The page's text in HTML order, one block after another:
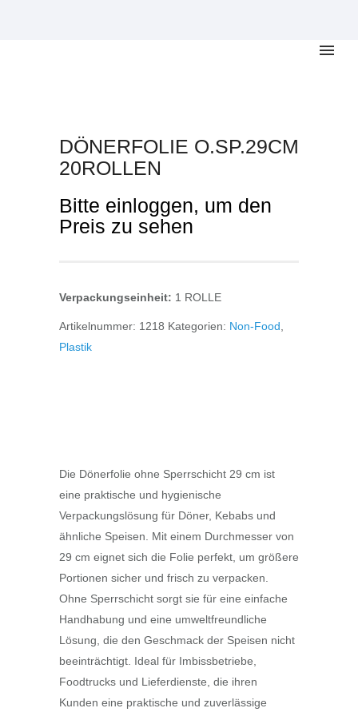
DÖNERFOLIE O.SP.29CM
20ROLLEN
Bitte einloggen, um den
Preis zu sehen
Verpackungseinheit: 1 ROLLE
Artikelnummer: 1218 Kategorien: Non-Food
Plastik
Die Dönerfolie ohne Sperrschicht 29 cm ist
eine praktische und hygienische
Verpackungslösung für Döner, Kebabs und
ähnliche Speisen. Mit einem Durchmesser von
29 cm eignet sich die Folie perfekt, um größere
Portionen sicher und frisch zu verpacken.
Ohne Sperrschicht sorgt sie für eine einfache
Handhabung und eine umweltfreundliche
Lösung, die den Geschmack der Speisen nicht
beeinträchtigt. Ideal für Imbissbetriebe,
Foodtrucks und Lieferdienste, die ihren
Kunden eine praktische und zuverlässige